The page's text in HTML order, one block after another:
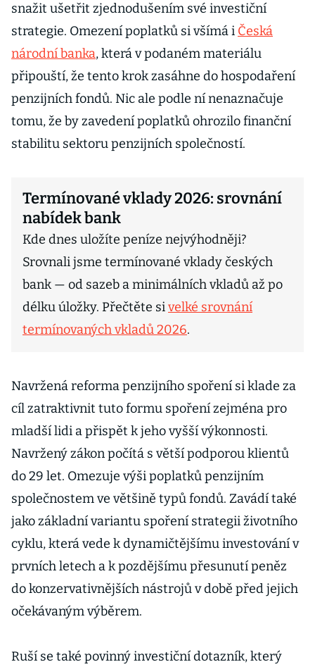
snažit ušetřit zjednodušením své investiční
strategie. Omezení poplatků si všímá i Česká
národní banka, která v podaném materiálu
připouští, že tento krok zasáhne do hospodaření
penzijních fondů. Nic ale podle ní nenaznačuje
tomu, že by zavedení poplatků ohrozilo finanční
stabilitu sektoru penzijních společností.
Termínované vklady 2026: srovnání
nabídek bank
Kde dnes uložíte peníze nejvýhodněji?
Srovnali jsme termínované vklady českých
bank — od sazeb a minimálních vkladů až po
délku úložky. Přečtěte sivelké srovnání
termínovaných vkladů 2026.
Navržená reforma penzijního spoření si klade za
cíl zatraktivnit tuto formu spoření zejména pro
mladší lidi a přispět k jeho vyšší výkonnosti.
Navržený zákon počítá s větší podporou klientů
do 29 let. Omezuje výši poplatků penzijním
společnostem ve většině typů fondů. Zavádí také
jako základní variantu spoření strategii životního
cyklu, která vede k dynamičtějšímu investování v
prvních letech a k pozdějšímu přesunutí peněz
do konzervativnějších nástrojů v době před jejich
očekávaným výběrem.
Ruší se také povinný investiční dotazník, který